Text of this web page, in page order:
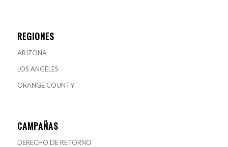
REGIONES
ARIZONA
LOS ANGELES
ORANGE COUNTY
CAMPAÑAS
DERECHO DE RETORNO